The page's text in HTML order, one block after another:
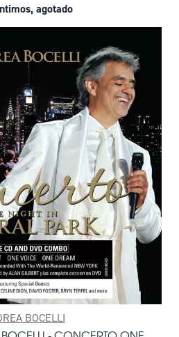
agotado
BOCELLI